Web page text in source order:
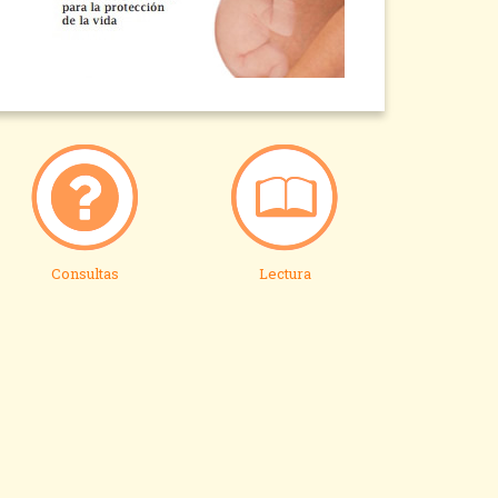
Consultas Lectura